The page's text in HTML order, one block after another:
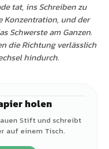
tat, ins Schreiben zu
Konzentration, und der
Schwerste am Ganzen.
die Richtung verlässlich
hindurch.
holen
Stift und schreibt
auf einem Tisch.